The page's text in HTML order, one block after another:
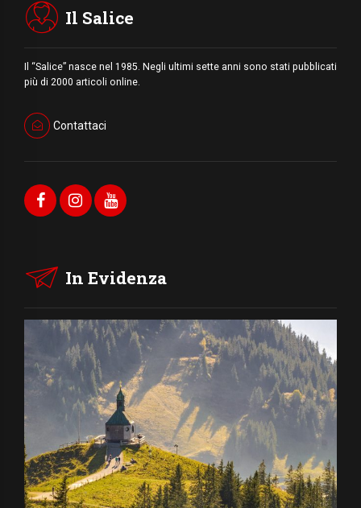
Il Salice
Il “Salice” nasce nel 1985. Negli ultimi sette anni sono stati pubblicati
più di 2000 articoli online.
Contattaci
In Evidenza